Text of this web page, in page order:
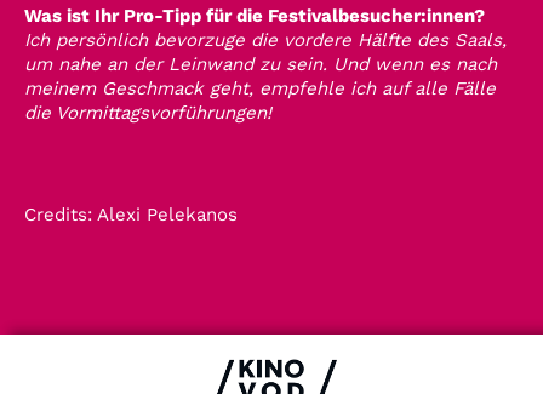
Was ist Ihr Pro-Tipp für die Festivalbesucher:innen?
Ich persönlich bevorzuge die vordere Hälfte des Saals,
um nahe an der Leinwand zu sein. Und wenn es nach
meinem Geschmack geht, empfehle ich auf alle Fälle
die Vormittagsvorführungen!
Credits: Alexi Pelekanos
AGB